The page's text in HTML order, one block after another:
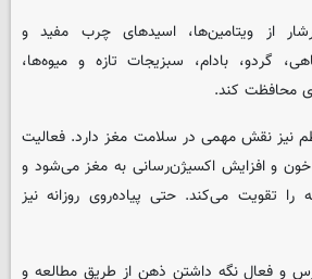
از ویتامین‌ها، اسیدهای چرب مفید و
گردو، بادام، سبزیجات تازه و میوه‌ها،
محافظت کند.
نیز نقش مهمی در سلامت مغز دارد. فعالیت
و افزایش اکسیژن‌رسانی به مغز می‌شود و
را تقویت می‌کند. حتی پیاده‌روی روزانه نیز
و فعال نگه داشتن ذهن از طریق مطالعه و